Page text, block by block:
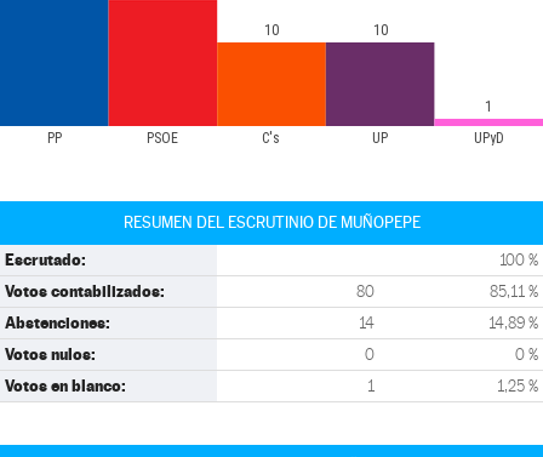
PP PSOE C's UP UPyD
10 10
1
RESUMEN DEL ESCRUTINIO DE MUÑOPEPE
Escrutado: 100 %
Votos contabilizados: 80 85,11 %
Abstenciones: 14 14,89 %
Votos nulos: 0 0 %
Votos en blanco: 1 1,25 %